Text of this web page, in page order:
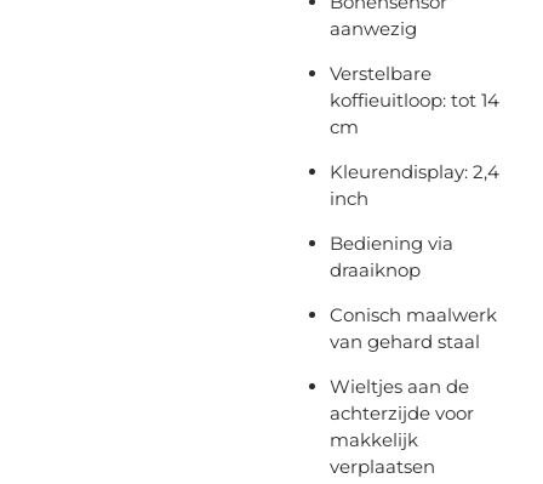
aanwezig
Verstelbare
koffieuitloop: tot 14
cm
Kleurendisplay: 2,4
inch
Bediening via
draaiknop
Conisch maalwerk
van gehard staal
Wieltjes aan de
achterzijde voor
makkelijk
verplaatsen